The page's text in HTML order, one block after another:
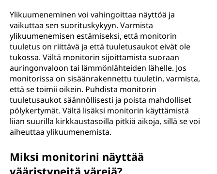
Ylikuumeneminen voi vahingoittaa näyttöä ja
vaikuttaa sen suorituskykyyn. Varmista
ylikuumenemisen estämiseksi, että monitorin
tuuletus on riittävä ja että tuuletusaukot eivät ole
tukossa. Vältä monitorin sijoittamista suoraan
auringonvaloon tai lämmönlähteiden lähelle. Jos
monitorissa on sisäänrakennettu tuuletin, varmista,
että se toimii oikein. Puhdista monitorin
tuuletusaukot säännöllisesti ja poista mahdolliset
pölykertymät. Vältä lisäksi monitorin käyttämistä
liian suurilla kirkkaustasoilla pitkiä aikoja, sillä se voi
aiheuttaa ylikuumenemista.
Miksi monitorini näyttää
vääristyneitä värejä?